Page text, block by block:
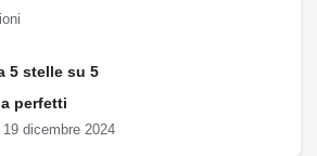
5 stelle su 5
perfetti
dicembre 2024